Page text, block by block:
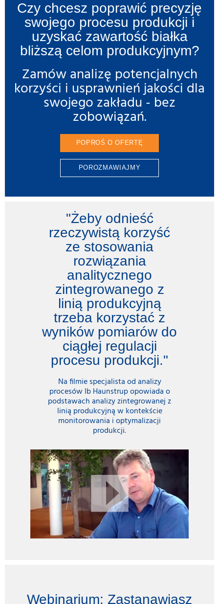
Czy chcesz poprawić precyzję
swojego procesu produkcji i
uzyskać zawartość białka
bliższą celom produkcyjnym?
Zamów analizę potencjalnych
korzyści i usprawnień jakości dla
swojego zakładu - bez
zobowiązań.
POPROŚ O OFERTĘ
POROZMAWIAJMY
"Żeby odnieść
rzeczywistą korzyść
ze stosowania
rozwiązania
analitycznego
zintegrowanego z
linią produkcyjną
trzeba korzystać z
wyników pomiarów do
ciągłej regulacji
procesu produkcji."
Na filmie specjalista od analizy
procesów Ib Haunstrup opowiada o
podstawach analizy zintegrowanej z
linią produkcyjną w kontekście
monitorowania i optymalizacji
produkcji.
Webinarium: Zastanawiasz